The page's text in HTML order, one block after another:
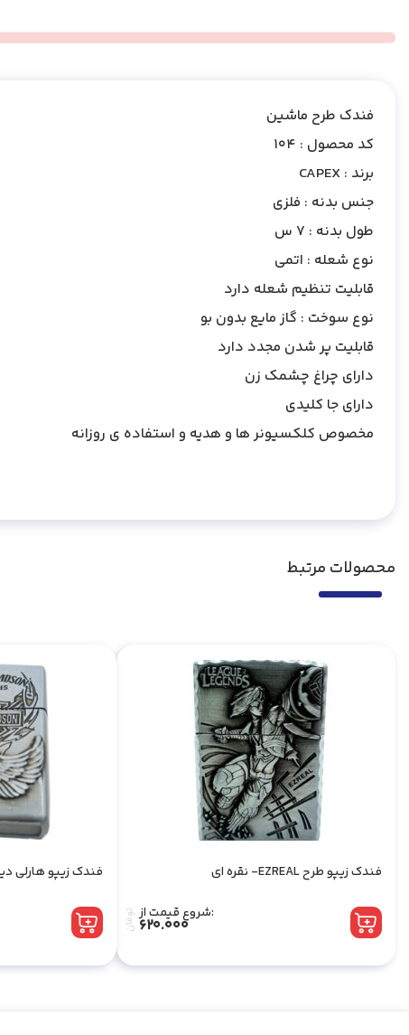
فندک طرح ماشین
کد محصول : 104
برند : CAPEX
جنس بدنه : فلزی
طول بدنه : 7 س
نوع شعله : اتمی
قابلیت تنظیم شعله دارد
نوع سوخت : گاز مایع بدون بو
قابلیت پر شدن مجدد دارد
دارای چراغ چشمک زن
دارای جا کلیدی
مخصوص کلکسیونر ها و هدیه و استفاده ی روزانه
محصولات مرتبط
فندک زیپو طرح EZREAL- نقره ای
شروع قیمت از: تومان 620.000
فندک زیپو هارلی